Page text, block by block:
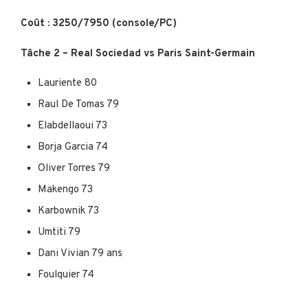
Coût : 3250/7950 (console/PC)
Tâche 2 – Real Sociedad vs Paris Saint-Germain
Lauriente 80
Raul De Tomas 79
Elabdellaoui 73
Borja Garcia 74
Oliver Torres 79
Makengo 73
Karbownik 73
Umtiti 79
Dani Vivian 79 ans
Foulquier 74